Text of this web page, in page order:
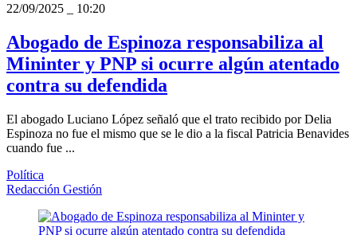
22/09/2025
10:20
Abogado de Espinoza responsabiliza al
Mininter y PNP si ocurre algún atentado
contra su defendida
El abogado Luciano López señaló que el trato recibido por Delia
Espinoza no fue el mismo que se le dio a la fiscal Patricia Benavides
cuando fue ...
Política
Redacción Gestión